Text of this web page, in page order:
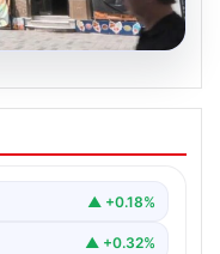
Renkli Tabela
yerleştirilen▲ +0.18%
▲ +0.32%